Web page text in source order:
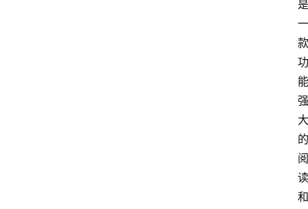
是
一
款
功
能
强
大
的
阅
读
和